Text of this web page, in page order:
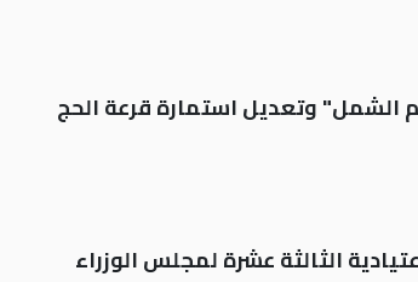
الشمل" وتعديل استمارة قرعة الحج
الثالثة عشرة لمجلس الوزراء